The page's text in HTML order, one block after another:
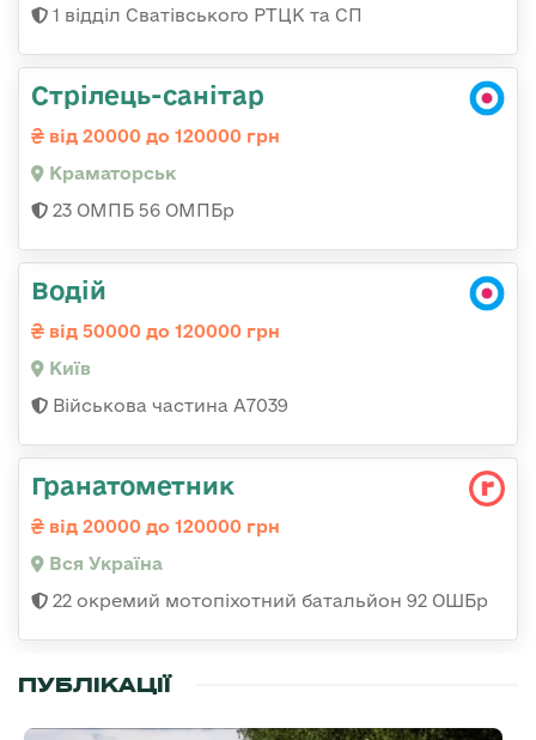
1 відділ Сватівського РТЦК та СП
Стрілець-санітар
від 20000 до 120000 грн
Краматорськ
23 ОМПБ 56 ОМПБр
Водій
від 50000 до 120000 грн
Київ
Військова частина А7039
Гранатометник
від 20000 до 120000 грн
Вся Україна
22 окремий мотопіхотний батальйон 92 ОШБр
ПУБЛІКАЦІЇ